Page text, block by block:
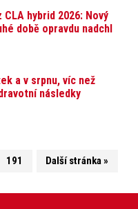
hybrid 2026: Nový
době opravdu nadchl
a v srpnu, víc než
následky
191 Další stránka »